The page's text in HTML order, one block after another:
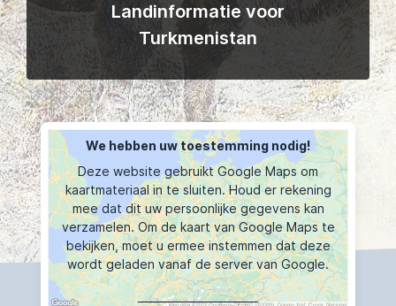
Landinformatie voor
Turkmenistan
We hebben uw toestemming nodig!
Deze website gebruikt Google Maps om
kaartmateriaal in te sluiten. Houd er rekening
mee dat dit uw persoonlijke gegevens kan
verzamelen. Om de kaart van Google Maps te
bekijken, moet u ermee instemmen dat deze
wordt geladen vanaf de server van Google.